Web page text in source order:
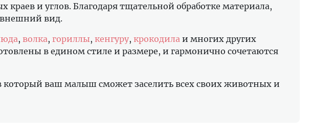
и углов. Благодаря тщательной обработке материала,
внешний вид.
, волка, гориллы, кенгуру, крокодила и многих других
в едином стиле и размере, и гармонично сочетаются
который ваш малыш сможет заселить всех своих животных и